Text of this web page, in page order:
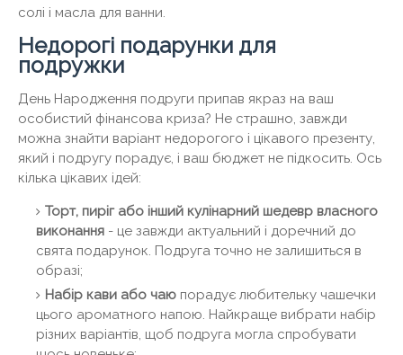
солі і масла для ванни.
Недорогі подарунки для
подружки
День Народження подруги припав якраз на ваш
особистий фінансова криза? Не страшно, завжди
можна знайти варіант недорогого і цікавого презенту,
який і подругу порадує, і ваш бюджет не підкосить. Ось
кілька цікавих ідей:
Торт, пиріг або інший кулінарний шедевр власного
виконання - це завжди актуальний і доречний до
свята подарунок. Подруга точно не залишиться в
образі;
Набір кави або чаю порадує любительку чашечки
цього ароматного напою. Найкраще вибрати набір
різних варіантів, щоб подруга могла спробувати